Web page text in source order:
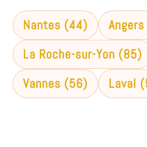
Nantes (44)
La Roche-sur-Yon (85)
Vannes (56)
Laval